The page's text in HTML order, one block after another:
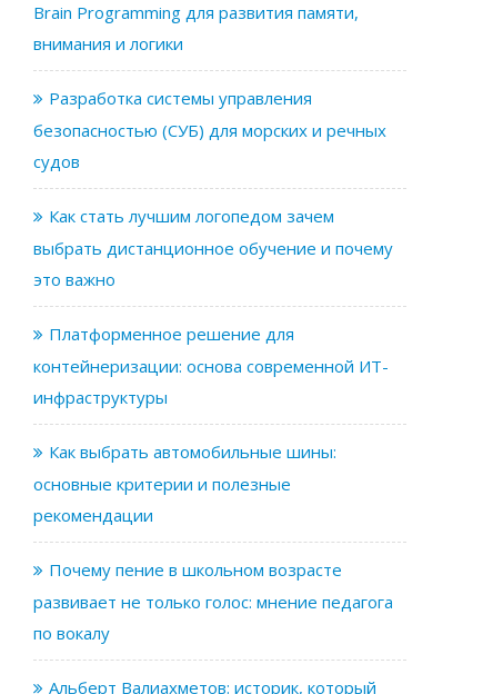
Brain Programming для развития памяти,
внимания и логики
Разработка системы управления
безопасностью (СУБ) для морских и речных
судов
Как стать лучшим логопедом зачем
выбрать дистанционное обучение и почему
это важно
Платформенное решение для
контейнеризации: основа современной ИТ-
инфраструктуры
Как выбрать автомобильные шины:
основные критерии и полезные
рекомендации
Почему пение в школьном возрасте
развивает не только голос: мнение педагога
по вокалу
Альберт Валиахметов: историк, который